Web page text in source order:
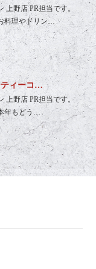
上野店 PR担当です。
料理やドリン…
ティーコ…
上野店 PR担当です。
年もどう…